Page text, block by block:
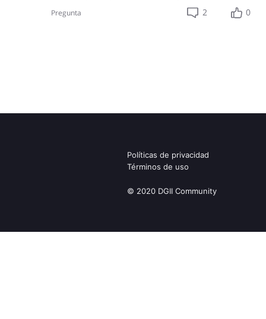
Pregunta
2 0
Políticas de privacidad
Términos de uso
© 2020 DGII Community